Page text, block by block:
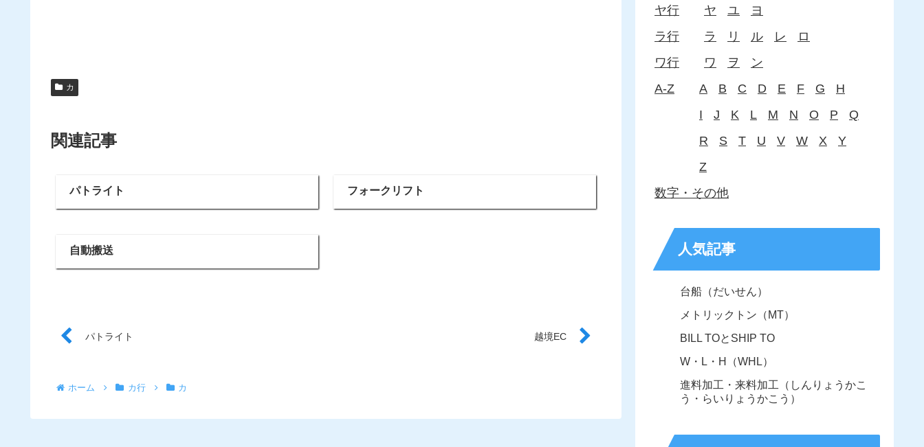
カ
関連記事
パトライト フォークリフト
自動搬送
パトライト 越境EC
ホーム カ行 カ
ヤ行
ヤ ユ
ヨ
ラ行
ラ リ ル レ
ロ
ワ行
ワ ヲ
ン
A-Z
A B C D E F G
H
I
J K L M N O P
Q
R
S T U V W X
Y
Z
数字・その他
人気記事
台船（だいせん）
メトリックトン（MT）
BILL TOとSHIP TO
W・L・H（WHL）
進料加工・来料加工（しんりょうかこ
う・らいりょうかこう）